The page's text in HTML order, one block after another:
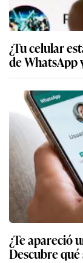
¿Tu celular
de WhatsApp
¿Te apareció
Descubre